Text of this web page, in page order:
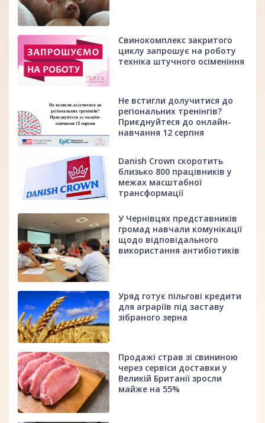
Свинокомплекс закритого
циклу запрошує на роботу
техніка штучного осіменіння
Не встигли долучитися до
регіональних тренінгів?
Приєднуйтеся до онлайн-
навчання 12 серпня
Danish Crown скоротить
близько 800 працівників у
межах масштабної
трансформації
У Чернівцях представників
громад навчали комунікації
щодо відповідального
використання антибіотиків
Уряд готує пільгові кредити
для аграріїв під заставу
зібраного зерна
Продажі страв зі свининою
через сервіси доставки у
Великій Британії зросли
майже на 55%